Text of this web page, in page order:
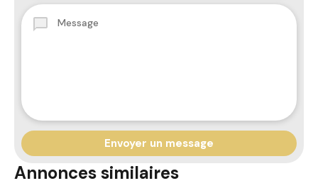
Annonces similaires